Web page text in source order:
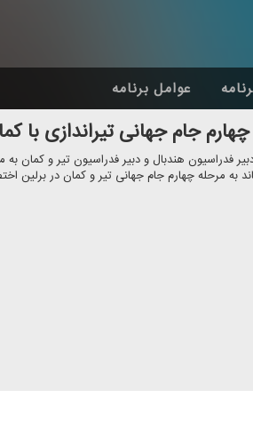
عوامل برنامه
جام جهانی تیراندازی با
روز یكشنبه ۲۴ تیر با حضور دبیر فدراسیون هندبال و دبیر فدراسیون تیر و
به مرحله چهارم جام جهانی تیر و كمان در برلین